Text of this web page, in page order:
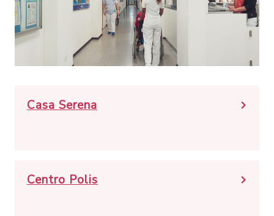
Casa Serena
Centro Polis